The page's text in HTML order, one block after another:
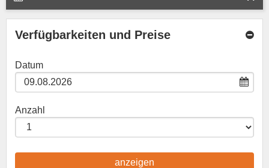
Verfügbarkeiten und Preise
Datum
Anzahl
anzeigen